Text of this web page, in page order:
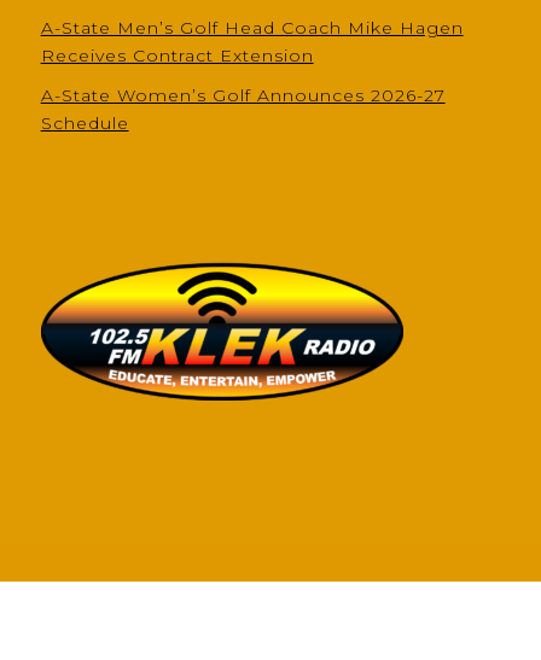
A-State Men’s Golf Head Coach Mike Hagen
Receives Contract Extension
A-State Women’s Golf Announces 2026-27
Schedule